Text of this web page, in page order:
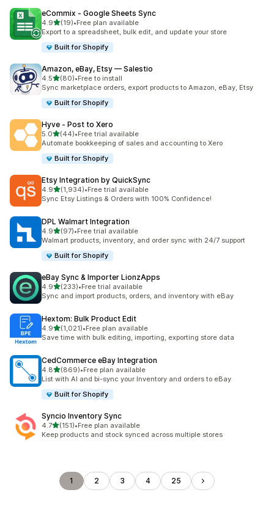
eCommix ‑ Google Sheets Sync
4.9เต็ม 5 ดาว
(19)
ทั้งหมด 19 รีวิว
•Free plan available
Export to a spreadsheet, bulk edit, and update your store
Built for Shopify
Amazon, eBay, Etsy — Salestio
4.5เต็ม 5 ดาว
(80)
ทั้งหมด 80 รีวิว
•Free to install
Sync marketplace orders, export products to Amazon, eBay, Etsy
Built for Shopify
Hyve ‑ Post to Xero
5.0เต็ม 5 ดาว
(44)
ทั้งหมด 44 รีวิว
•Free trial available
Automate bookkeeping of sales and accounting to Xero
Built for Shopify
Etsy Integration by QuickSync
4.9เต็ม 5 ดาว
(1,934)
ทั้งหมด 1934 รีวิว
•Free trial available
Sync Etsy Listings & Orders with 100% Confidence!
DPL Walmart Integration
4.9เต็ม 5 ดาว
(97)
ทั้งหมด 97 รีวิว
•Free trial available
Walmart products, inventory, and order sync with 24/7 support
Built for Shopify
eBay Sync & Importer LionzApps
4.9เต็ม 5 ดาว
(233)
ทั้งหมด 233 รีวิว
•Free trial available
Sync and import products, orders, and inventory with eBay
Hextom: Bulk Product Edit
4.9เต็ม 5 ดาว
(1,021)
ทั้งหมด 1021 รีวิว
•Free plan available
Save time with bulk editing, importing, exporting store data
CedCommerce eBay Integration
4.8เต็ม 5 ดาว
(869)
ทั้งหมด 869 รีวิว
•Free plan available
List with AI and bi-sync your Inventory and orders to eBay
Built for Shopify
Syncio Inventory Sync
4.7เต็ม 5 ดาว
(151)
ทั้งหมด 151 รีวิว
•Free plan available
Keep products and stock synced across multiple stores
1 2 3 4 25